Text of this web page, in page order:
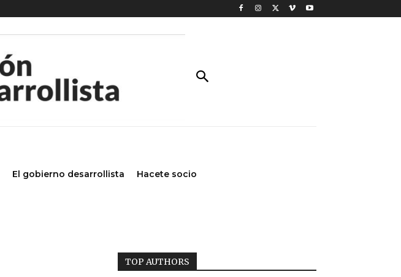
El gobierno desarrollista Hacete socio
TOP AUTHORS